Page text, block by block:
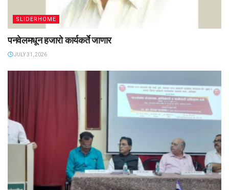
SLIDERHOME
पनवेलमधून हजारो कार्यकर्ते जाणार
JULY 31, 2026